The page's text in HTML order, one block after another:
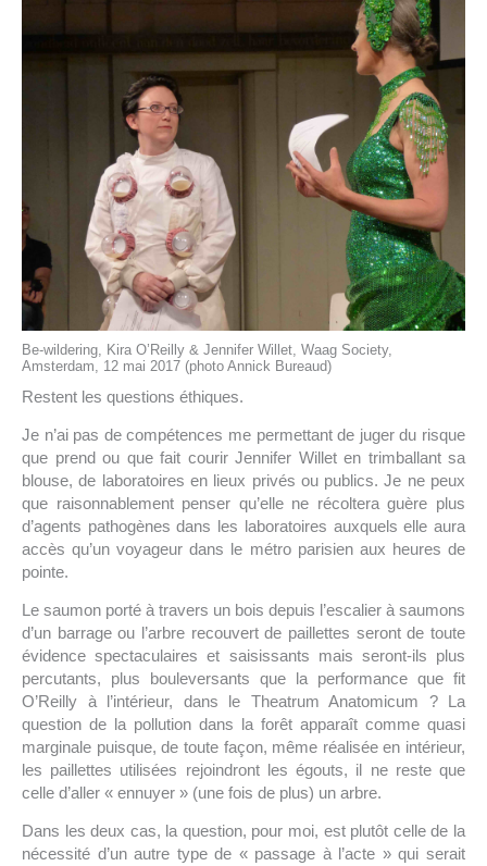
Be-wildering, Kira O’Reilly & Jennifer Willet, Waag Society,
Amsterdam, 12 mai 2017 (photo Annick Bureaud)
Restent les questions éthiques.
Je n’ai pas de compétences me permettant de juger du risque
que prend ou que fait courir Jennifer Willet en trimballant sa
blouse, de laboratoires en lieux privés ou publics. Je ne peux
que raisonnablement penser qu’elle ne récoltera guère plus
d’agents pathogènes dans les laboratoires auxquels elle aura
accès qu’un voyageur dans le métro parisien aux heures de
pointe.
Le saumon porté à travers un bois depuis l’escalier à saumons
d’un barrage ou l’arbre recouvert de paillettes seront de toute
évidence spectaculaires et saisissants mais seront-ils plus
percutants, plus bouleversants que la performance que fit
O’Reilly à l’intérieur, dans le Theatrum Anatomicum ? La
question de la pollution dans la forêt apparaît comme quasi
marginale puisque, de toute façon, même réalisée en intérieur,
les paillettes utilisées rejoindront les égouts, il ne reste que
celle d’aller « ennuyer » (une fois de plus) un arbre.
Dans les deux cas, la question, pour moi, est plutôt celle de la
nécessité d’un autre type de « passage à l’acte » qui serait